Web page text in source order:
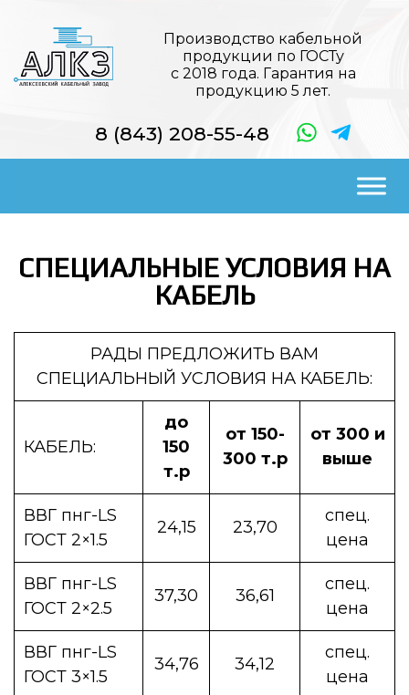
Производство кабельной
продукции по ГОСТу
с 2018 года. Гарантия на
продукцию 5 лет.
8 (843) 208-55-48
СПЕЦИАЛЬНЫЕ УСЛОВИЯ НА
КАБЕЛЬ
РАДЫ ПРЕДЛОЖИТЬ ВАМ
СПЕЦИАЛЬНЫЙ УСЛОВИЯ НА КАБЕЛЬ:
КАБЕЛЬ:
до
150
т.р
от 150-
300 т.р
от 300 и
выше
ВВГ пнг-LS
ГОСТ 2×1.5
24,15 23,70
спец.
цена
ВВГ пнг-LS
ГОСТ 2×2.5
37,30 36,61
спец.
цена
ВВГ пнг-LS
ГОСТ 3×1.5
34,76 34,12
спец.
цена